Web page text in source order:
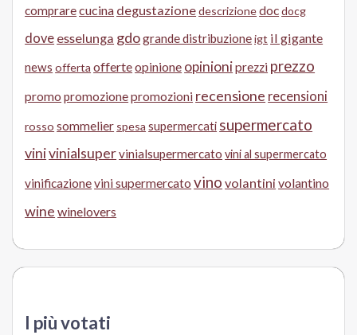
comprarecucina degustazionedescrizionedocdocg
dove esselunga gdogrande distribuzioneigt il gigante
news offerta offerteopinione opinioniprezzi prezzo
promo promozionepromozioni recensione recensioni
rosso sommelier spesa supermercati supermercato
vinivinialsupervinialsupermercato vini al supermercato
vinificazionevini supermercato vino volantini volantino
wine winelovers
I più votati